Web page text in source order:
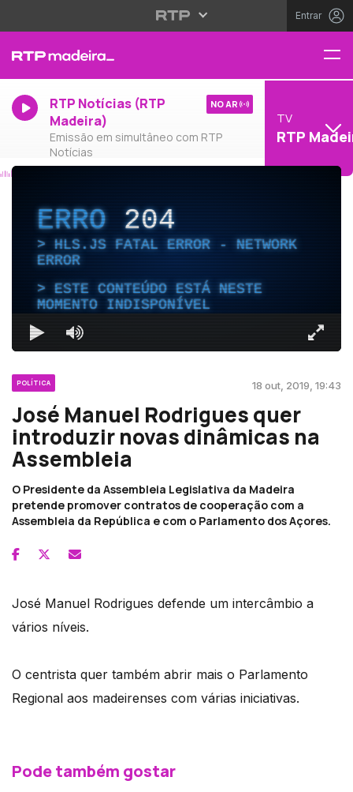
Entrar
RTP Notícias (RTP
Madeira)
Emissão em simultâneo com RTP
Notícias
NO AR
TV
RTP
ERRO204
HLS.JS FATAL ERROR - NETWORK
ERROR
ESTE CONTEÚDO ESTÁ NESTE
MOMENTO INDISPONÍVEL
POLÍTICA 18 out, 2019, 19:43
José Manuel Rodrigues quer
introduzir novas dinâmicas na
Assembleia
O Presidente da Assembleia Legislativa da Madeira
pretende promover contratos de cooperação com a
Assembleia da República e com o Parlamento dos Açores.
José Manuel Rodrigues defende um intercâmbio a
vários níveis.
O centrista quer também abrir mais o Parlamento
Regional aos madeirenses com várias iniciativas.
Pode também gostar